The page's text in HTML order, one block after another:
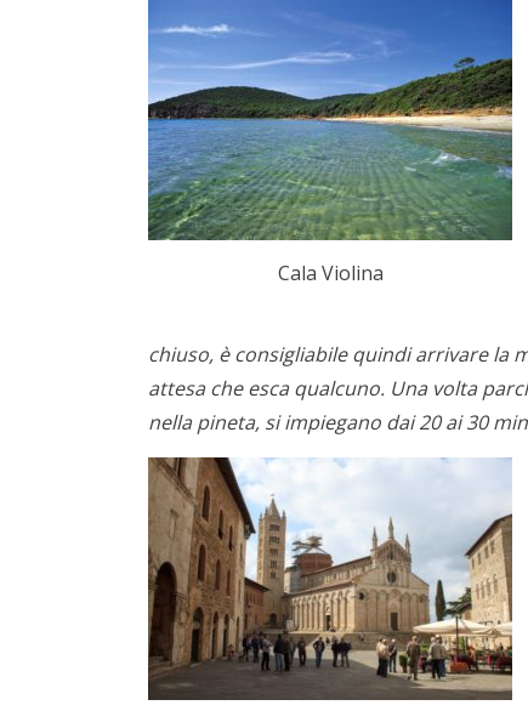
Cala Violina
chiuso, è consigliabile quindi arrivare la
attesa che esca qualcuno. Una volta
nella pineta, si impiegano dai 20 ai 30